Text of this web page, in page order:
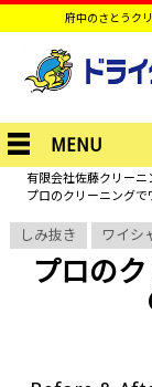
府中のさとうク
MENU
有限会社佐藤クリーニ
プロのクリーニングで
しみ抜き ワイシ
プロの